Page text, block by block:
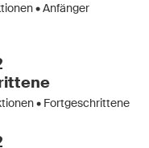
• Anfänger
• Fortgeschrittene